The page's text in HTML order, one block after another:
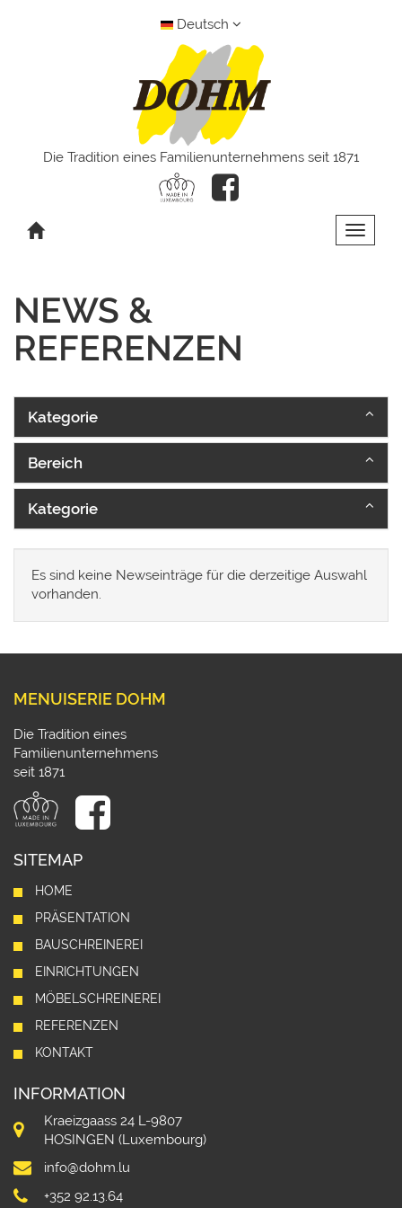
Deutsch
Die Tradition eines Familienunternehmens seit 1871
Toggle
NEWS &
REFERENZEN
Kategorie
Bereich
Kategorie
Es sind keine Newseinträge für die derzeitige Auswahl
vorhanden.
MENUISERIE DOHM
Die Tradition eines
Familienunternehmens
seit 1871
SITEMAP
HOME
PRÄSENTATION
BAUSCHREINEREI
EINRICHTUNGEN
MÖBELSCHREINEREI
REFERENZEN
KONTAKT
INFORMATION
Kraeizgaass 24 L-9807
HOSINGEN (Luxembourg)
info@dohm.lu
+352 92.13.64